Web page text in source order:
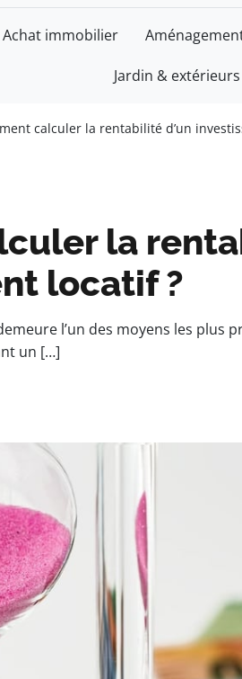
Achat immobilier
Jardin & extérieurs
calculer la rentabilité d’un
la
locatif ?
l’un des moyens les plus
un […]